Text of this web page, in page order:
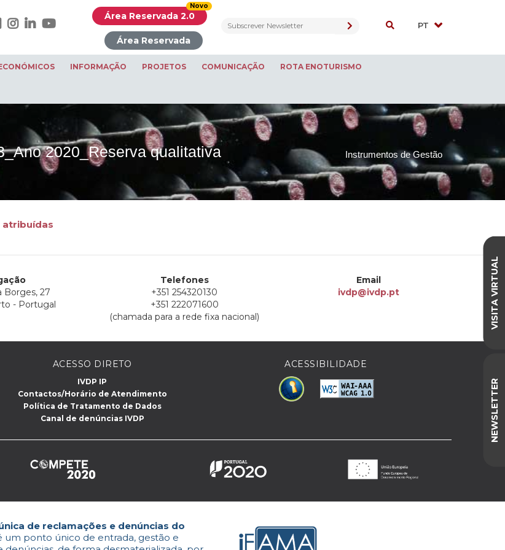
Área Reservada 2.0
Novo
Área Reservada
INFORMAÇÃO PROJETOS COMUNICAÇÃO ROTA ENOTURISMO
VISITA VIRTUAL
NEWSLETTER
2020_Reserva qualitativa Instrumentos de Gestão
atribuídas
Borges, 27
- Portugal
Telefones
+351 254320130
+351 222071600
(chamada para a rede fixa nacional)
Email
ivdp@ivdp.pt
ACESSO DIRETO
IVDP IP
Contactos/Horário de Atendimento
Política de Tratamento de Dados
Canal de denúncias IVDP
ACESSIBILIDADE
de reclamações e denúncias do
um ponto único de entrada, gestão e